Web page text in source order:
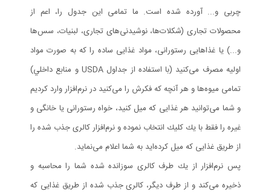
چربی و... آورده شده است. ما تمامی اين جدول را، اعم از
محصولات تجاری (شكلات‌ها، نوشيدنی‌های تجاری، لبنيات، سس‌ها
و...) يا غذاهايی رستورانی، مواد غذايی ساده را كه به صورت مواد
اوليه مصرف می‌كنيد (با استفاده از جداول USDA و منابع داخلي)
تمامی ميوه‌ها و هر آنچه كه فكرش را می‌كنيد در نرم‌افزار وارد كرديم
و شما می‌توانيد هر غذايی كه ميل كنيد، خواه رستورانی يا خانگی و
غيره را فقط با يك كليك انتخاب نموده و نرم‌افزار كالری جذب شده را
از طريق غذايی كه ميل كرده‌ايد به شما اعلام می‌نمايد.
پس نرم‌افزار از يك طرف كالری سوزانده شده شما را محاسبه و
ذخيره می‌كند و از طرف ديگر، كالری جذب شده از طريق غذايی كه